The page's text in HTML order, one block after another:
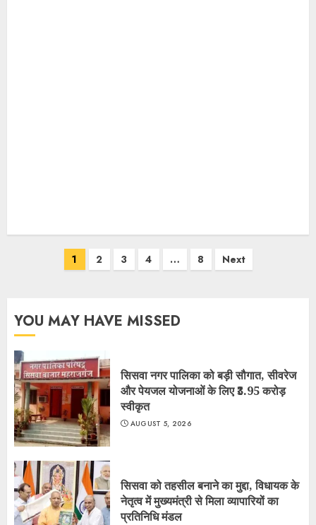
1 2 3 4 … 8 Next
YOU MAY HAVE MISSED
सिसवा नगर पालिका को बड़ी सौगात, सीवरेज
और पेयजल योजनाओं के लिए ₹3.95 करोड़
स्वीकृत
AUGUST 5, 2026
सिसवा को तहसील बनाने का मुद्दा, विधायक के
नेतृत्व में मुख्यमंत्री से मिला व्यापारियों का
प्रतिनिधि मंडल